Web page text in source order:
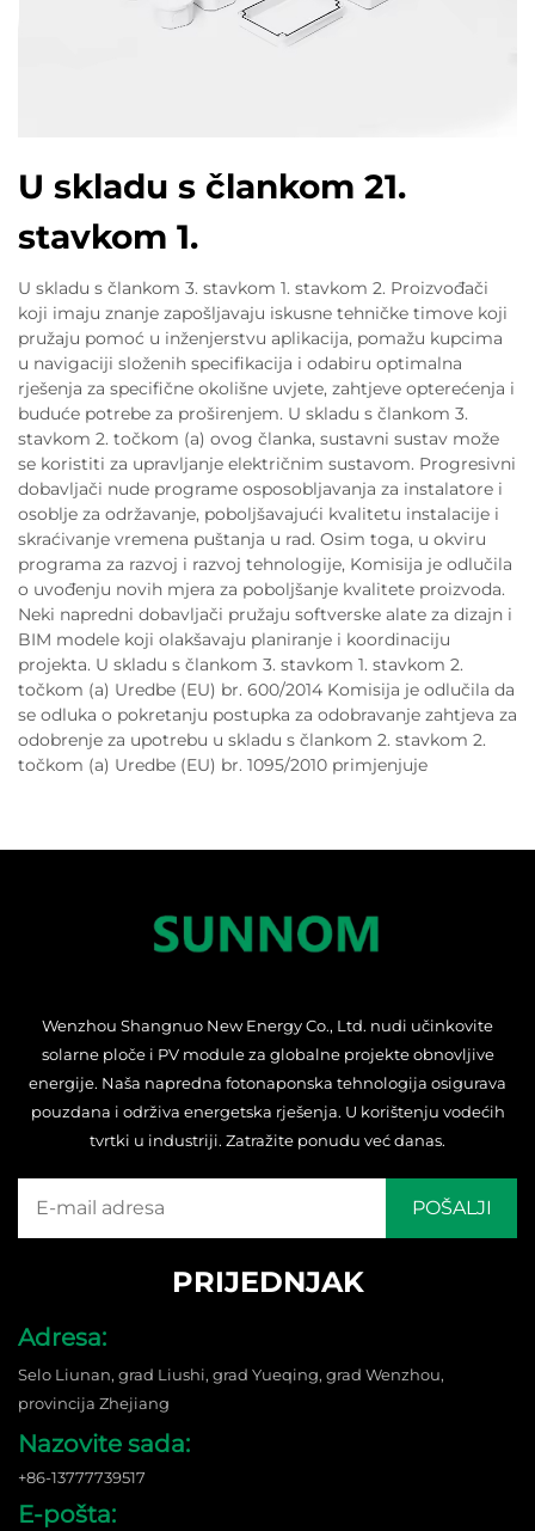
U skladu s člankom 21.
stavkom 1.
U skladu s člankom 3. stavkom 1. stavkom 2. Proizvođači
koji imaju znanje zapošljavaju iskusne tehničke timove koji
pružaju pomoć u inženjerstvu aplikacija, pomažu kupcima
u navigaciji složenih specifikacija i odabiru optimalna
rješenja za specifične okolišne uvjete, zahtjeve opterećenja i
buduće potrebe za proširenjem. U skladu s člankom 3.
stavkom 2. točkom (a) ovog članka, sustavni sustav može
se koristiti za upravljanje električnim sustavom. Progresivni
dobavljači nude programe osposobljavanja za instalatore i
osoblje za održavanje, poboljšavajući kvalitetu instalacije i
skraćivanje vremena puštanja u rad. Osim toga, u okviru
programa za razvoj i razvoj tehnologije, Komisija je odlučila
o uvođenju novih mjera za poboljšanje kvalitete proizvoda.
Neki napredni dobavljači pružaju softverske alate za dizajn i
BIM modele koji olakšavaju planiranje i koordinaciju
projekta. U skladu s člankom 3. stavkom 1. stavkom 2.
točkom (a) Uredbe (EU) br. 600/2014 Komisija je odlučila da
se odluka o pokretanju postupka za odobravanje zahtjeva za
odobrenje za upotrebu u skladu s člankom 2. stavkom 2.
točkom (a) Uredbe (EU) br. 1095/2010 primjenjuje
Wenzhou Shangnuo New Energy Co., Ltd. nudi učinkovite
solarne ploče i PV module za globalne projekte obnovljive
energije. Naša napredna fotonaponska tehnologija osigurava
pouzdana i održiva energetska rješenja. U korištenju vodećih
tvrtki u industriji. Zatražite ponudu već danas.
PRIJEDNJAK
Adresa:
Selo Liunan, grad Liushi, grad Yueqing, grad Wenzhou,
provincija Zhejiang
Nazovite sada:
+86-13777739517
E-pošta: